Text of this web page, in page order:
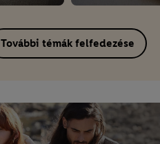
További témák felfedezése